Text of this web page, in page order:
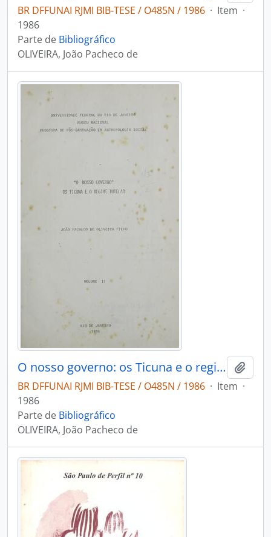
BR DFFUNAI RJMI BIB-TESE / O485N / 1986 · Item ·
1986
Parte de Bibliográfico
OLIVEIRA, João Pacheco de
O nosso governo: os Ticuna e o regime tutelar
BR DFFUNAI RJMI BIB-TESE / O485N / 1986 · Item ·
1986
Parte de Bibliográfico
OLIVEIRA, João Pacheco de